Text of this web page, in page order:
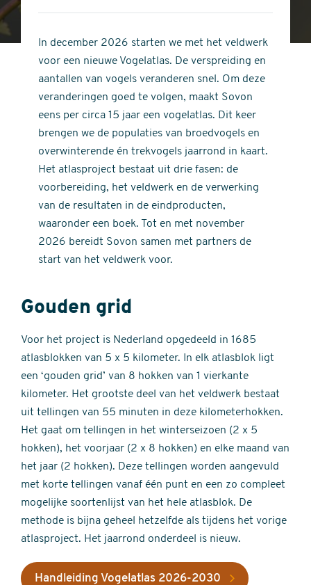
stars
of
stars
In december 2026 starten we met het veldwerk
voor een nieuwe Vogelatlas. De verspreiding en
aantallen van vogels veranderen snel. Om deze
veranderingen goed te volgen, maakt Sovon
eens per circa 15 jaar een vogelatlas. Dit keer
brengen we de populaties van broedvogels en
overwinterende én trekvogels jaarrond in kaart.
Het atlasproject bestaat uit drie fasen: de
voorbereiding, het veldwerk en de verwerking
van de resultaten in de eindproducten,
waaronder een boek. Tot en met november
2026 bereidt Sovon samen met partners de
start van het veldwerk voor.
Gouden grid
Voor het project is Nederland opgedeeld in 1685
atlasblokken van 5 x 5 kilometer. In elk atlasblok ligt
een ‘gouden grid’ van 8 hokken van 1 vierkante
kilometer. Het grootste deel van het veldwerk bestaat
uit tellingen van 55 minuten in deze kilometerhokken.
Het gaat om tellingen in het winterseizoen (2 x 5
hokken), het voorjaar (2 x 8 hokken) en elke maand van
het jaar (2 hokken). Deze tellingen worden aangevuld
met korte tellingen vanaf één punt en een zo compleet
mogelijke soortenlijst van het hele atlasblok. De
methode is bijna geheel hetzelfde als tijdens het vorige
atlasproject. Het jaarrond onderdeel is nieuw.
Handleiding Vogelatlas 2026-2030